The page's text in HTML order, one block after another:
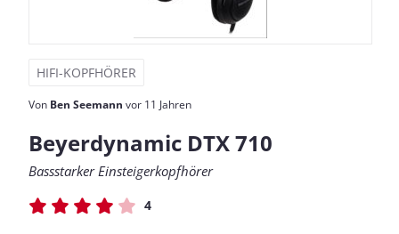
HIFI-KOPFHÖRER
Von Ben Seemann vor 11 Jahren
Beyerdynamic DTX 710
Bassstarker Einsteigerkopfhörer
4